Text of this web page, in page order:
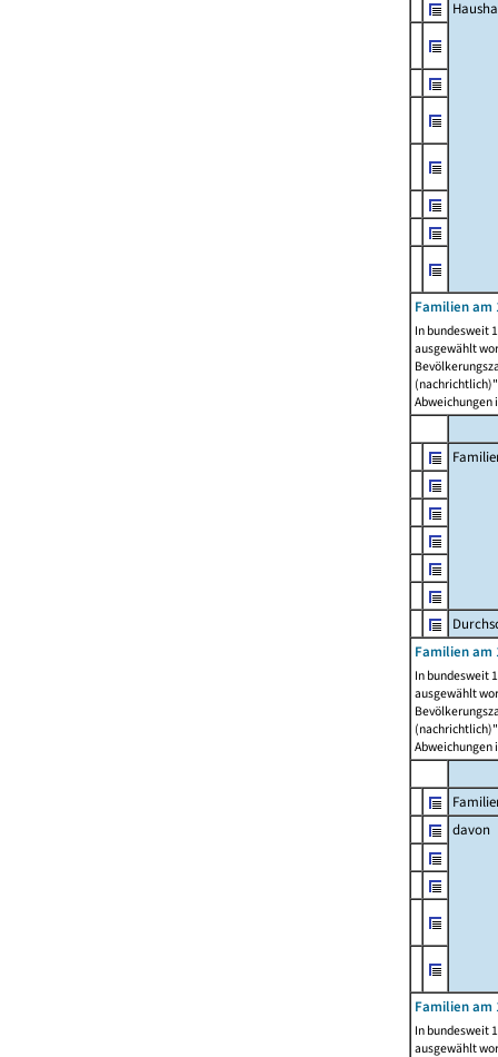
Familien am
In bundesweit
ausgewählt
Abweichungen
Familien am
In bundesweit
ausgewählt
Abweichungen
davon
Familien am
In bundesweit
ausgewählt